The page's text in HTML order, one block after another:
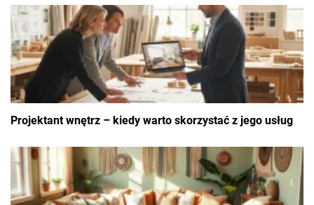
Projektant wnętrz – kiedy warto skorzystać z jego usług